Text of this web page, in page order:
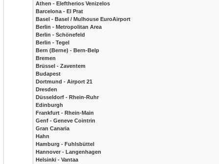
Athen - Eleftherios Venizelos
Barcelona - El Prat
Basel - Basel / Mulhouse EuroAirport
Berlin - Metropolitan Area
Berlin - Schönefeld
Berlin - Tegel
Bern (Berne) - Bern-Belp
Bremen
Brüssel - Zaventem
Budapest
Dortmund - Airport 21
Dresden
Düsseldorf - Rhein-Ruhr
Edinburgh
Frankfurt - Rhein-Main
Genf - Geneve Cointrin
Gran Canaria
Hahn
Hamburg - Fuhlsbüttel
Hannover - Langenhagen
Helsinki - Vantaa